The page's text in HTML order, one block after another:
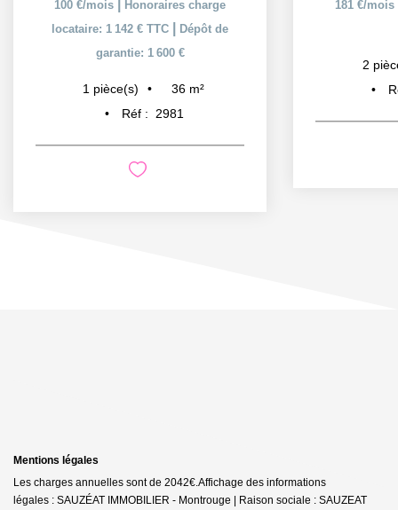
100 €/mois
Honoraires charge
locataire: 1 142 € TTC
Dépôt de
garantie: 1 600 €
1 pièce(s) 36 m²
Réf :
2981
181 €/mois
2
Mentions légales
Les charges annuelles sont de 2042€.Affichage des informations
légales : SAUZÉAT IMMOBILIER - Montrouge | Raison sociale : SAUZEAT